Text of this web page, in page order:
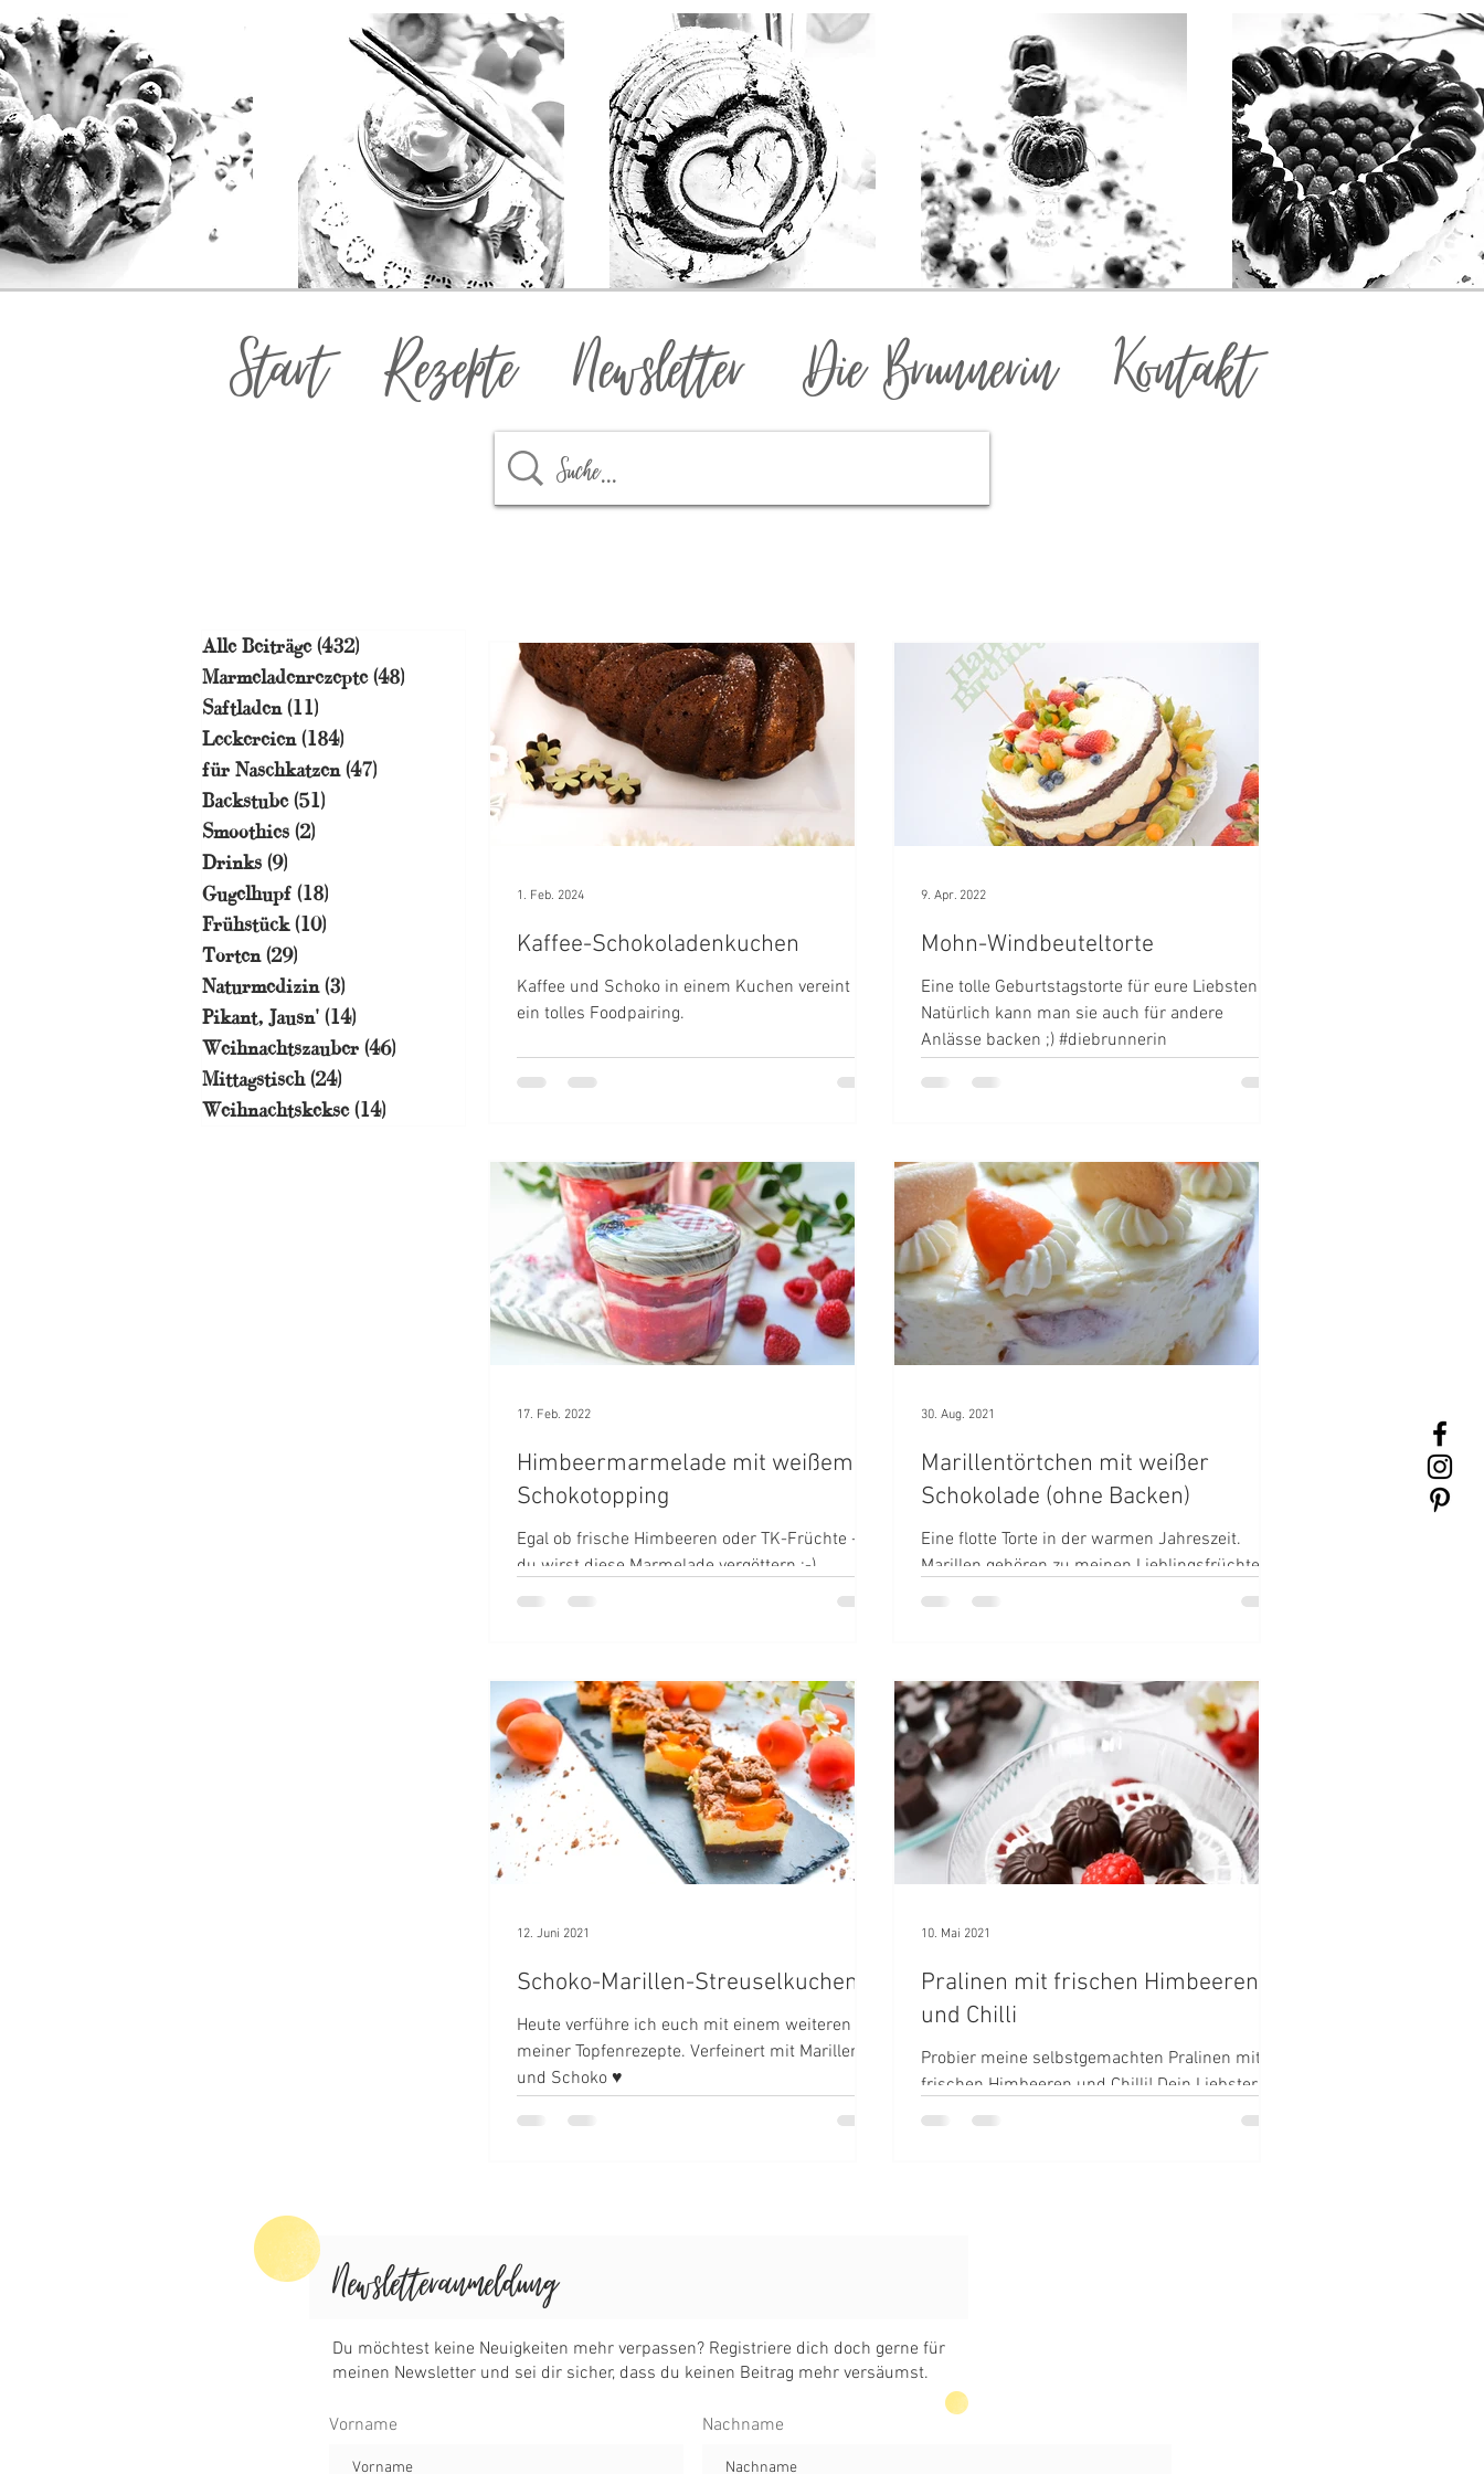
Start Rezepte Newsletter Die Brunnerin Kontakt
Alle Beiträge (432)
Marmeladenrezepte (48)
Saftladen (11)
Leckereien (184)
für Naschkatzen (47)
Backstube (51)
Smoothies (2)
Drinks (9)
Gugelhupf (18)
Frühstück (10)
Torten (29)
Naturmedizin (3)
Pikant, Jausn' (14)
Weihnachtszauber (46)
Mittagstisch (24)
Weihnachtskekse (14)
Kaffee-Schokoladenkuchen
Kaffee und Schoko in einem Kuchen vereint -
ein tolles Foodpairing.
1. Feb. 2024
Mohn-Windbeuteltorte
Eine tolle Geburtstagstorte für eure Liebsten!
Natürlich kann man sie auch für andere
Anlässe backen ;) #diebrunnerin
9. Apr. 2022
Himbeermarmelade mit weißem
Schokotopping
Egal ob frische Himbeeren oder TK-Früchte -
du wirst diese Marmelade vergöttern :-)
#diebrunnerin
17. Feb. 2022
Marillentörtchen mit weißer
Schokolade (ohne Backen)
Eine flotte Torte in der warmen Jahreszeit.
Marillen gehören zu meinen Lieblingsfrüchten,
zu deinen auch? :-)
30. Aug. 2021
Schoko-Marillen-Streuselkuchen
Heute verführe ich euch mit einem weiteren
meiner Topfenrezepte. Verfeinert mit Marillen
und Schoko ♥
12. Juni 2021
Pralinen mit frischen Himbeeren
und Chilli
Probier meine selbstgemachten Pralinen mit
frischen Himbeeren und Chilli! Dein Liebster
und du werdet es lieben ;)
10. Mai 2021
Vorname Nachname